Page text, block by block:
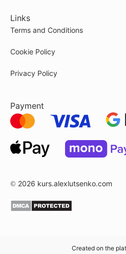
Links
Terms and Conditions
Cookie Policy
Privacy Policy
Payment
© 2026 kurs.alexlutsenko.com
Created on the